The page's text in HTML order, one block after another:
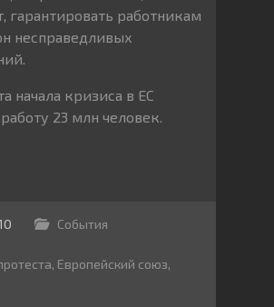
гарантировать работникам
несправедливых
начала кризиса в ЕС
23 млн человек.
События
, Европейский союз,